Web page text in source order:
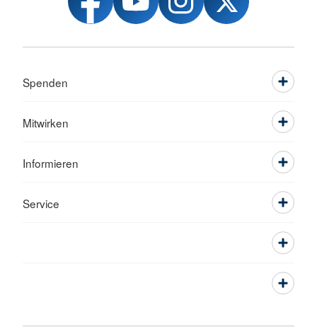
Spenden
Mitwirken
Informieren
Service